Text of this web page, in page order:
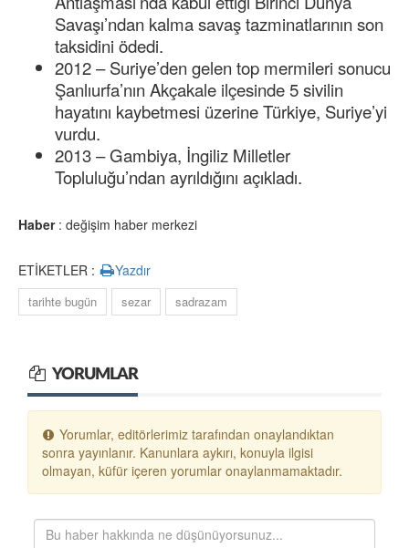
Savaşı’ndan kalma savaş tazminatlarının son
taksidini ödedi.
2012 – Suriye’den gelen top mermileri sonucu
Şanlıurfa’nın Akçakale ilçesinde 5 sivilin
hayatını kaybetmesi üzerine Türkiye, Suriye’yi
vurdu.
2013 – Gambiya, İngiliz Milletler
Topluluğu’ndan ayrıldığını açıkladı.
Haber: değişim haber merkezi
ETİKETLER : Yazdır
tarihte bugün sezar sadrazam
YORUMLAR
Yorumlar, editörlerimiz tarafından onaylandıktan
sonra yayınlanır. Kanunlara aykırı, konuyla ilgisi
olmayan, küfür içeren yorumlar onaylanmamaktadır.